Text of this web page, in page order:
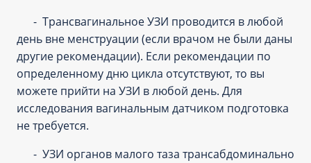
- Трансвагинальное УЗИ проводится в любой
день вне менструации (если врачом не были даны
другие рекомендации). Если рекомендации по
определенному дню цикла отсутствуют, то вы
можете прийти на УЗИ в любой день. Для
исследования вагинальным датчиком подготовка
не требуется.
- УЗИ органов малого таза трансабдоминально